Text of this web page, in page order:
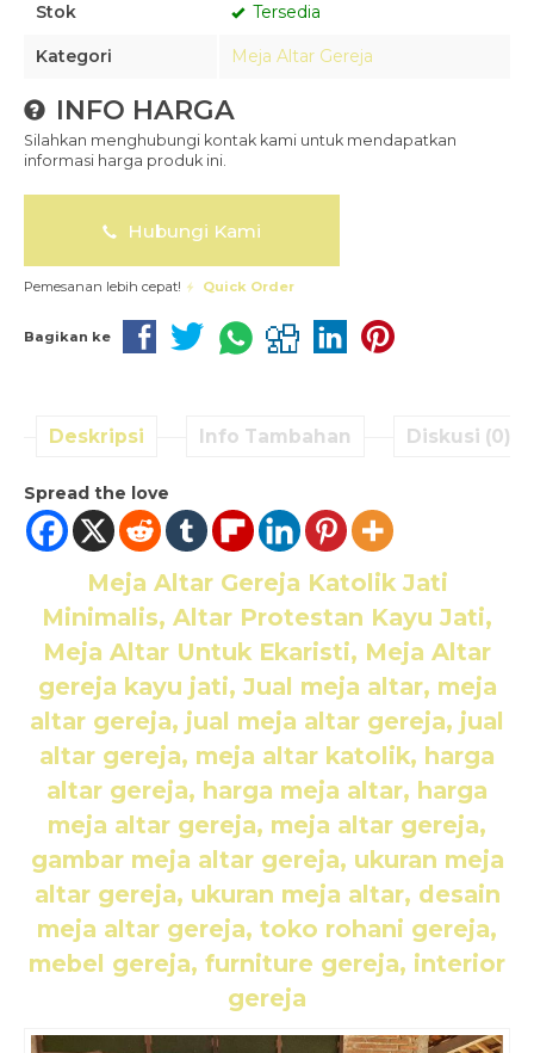
Stok Tersedia
Kategori Meja Altar Gereja
INFO HARGA
Silahkan menghubungi kontak kami untuk mendapatkan
informasi harga produk ini.
Hubungi Kami
Pemesanan lebih cepat! Quick Order
Bagikan ke
Deskripsi Info Tambahan Diskusi (0)
Spread the love
Meja Altar Gereja Katolik Jati
Minimalis, Altar Protestan Kayu Jati,
Meja Altar Untuk Ekaristi, Meja Altar
gereja kayu jati, Jual meja altar, meja
altar gereja, jual meja altar gereja, jual
altar gereja, meja altar katolik, harga
altar gereja, harga meja altar, harga
meja altar gereja, meja altar gereja,
gambar meja altar gereja, ukuran meja
altar gereja, ukuran meja altar, desain
meja altar gereja, toko rohani gereja,
mebel gereja, furniture gereja, interior
gereja